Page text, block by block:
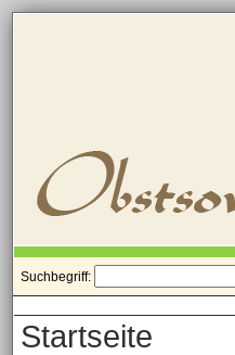
Suchbegriff:
Startseite